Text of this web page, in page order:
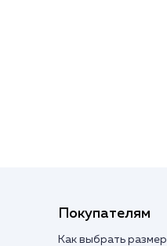
Покупателям
Как выбрать размер